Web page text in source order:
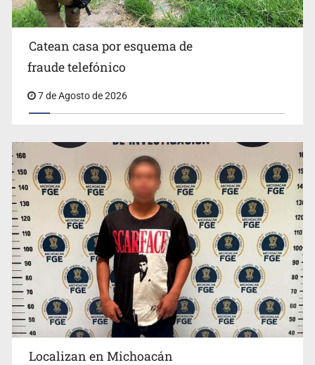
México no está preparado para una intervención
unilateral de EUA contra cárteles
Catean casa por esquema de
fraude telefónico
7 de Agosto de 2026
Localizan en Michoacán